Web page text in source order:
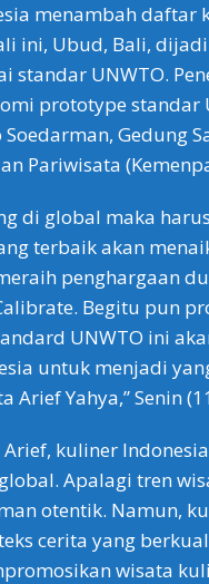
menambah daftar
ini, Ubud, Bali,
standar UNWTO.
prototype standar
Gedung
Pariwisata
di global maka
terbaik akan
penghargaan
Begitu pun
UNWTO ini
untuk menjadi
Arief Yahya,” Senin
kuliner
Apalagi tren
otentik. Namun,
cerita yang
wisata